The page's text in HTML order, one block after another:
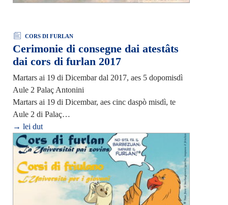
CORS DI FURLAN
Cerimonie di consegne dai atestâts
dai cors di furlan 2017
Martars ai 19 di Dicembar dal 2017, aes 5 dopomisdì
Aule 2 Palaç Antonini
Martars ai 19 di Dicembar, aes cinc daspò misdì, te
Aule 2 di Palaç…
→ lei dut